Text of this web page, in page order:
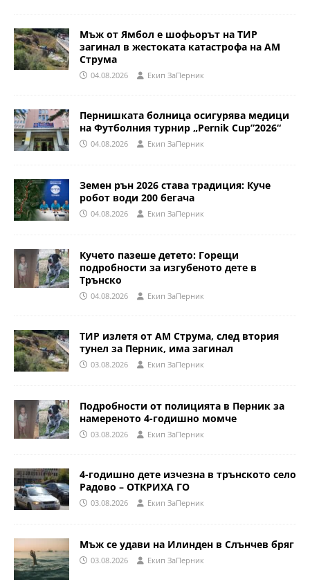
Мъж от Ямбол е шофьорът на ТИР
загинал в жестоката катастрофа на АМ
Струма
04.08.2026 Eкип ЗаПерник
Пернишката болница осигурява медици
на Футболния турнир „Pernik Cup”2026“
04.08.2026 Eкип ЗаПерник
Земен рън 2026 става традиция: Куче
робот води 200 бегача
04.08.2026 Eкип ЗаПерник
Кучето пазеше детето: Горещи
подробности за изгубеното дете в
Трънско
04.08.2026 Eкип ЗаПерник
ТИР излетя от АМ Струма, след втория
тунел за Перник, има загинал
03.08.2026 Eкип ЗаПерник
Подробности от полицията в Перник за
намереното 4-годишно момче
03.08.2026 Eкип ЗаПерник
4-годишно дете изчезна в трънското село
Радово – ОТКРИХА ГО
03.08.2026 Eкип ЗаПерник
Мъж се удави на Илинден в Слънчев бряг
03.08.2026 Eкип ЗаПерник